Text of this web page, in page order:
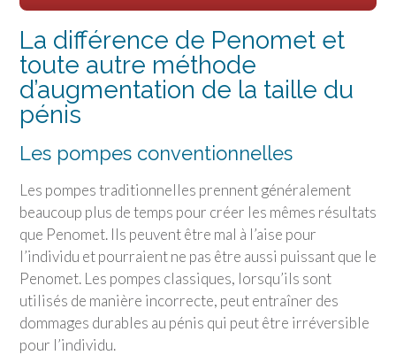
La différence de Penomet et
toute autre méthode
d’augmentation de la taille du
pénis
Les pompes conventionnelles
Les pompes traditionnelles prennent généralement
beaucoup plus de temps pour créer les mêmes résultats
que Penomet. Ils peuvent être mal à l’aise pour
l’individu et pourraient ne pas être aussi puissant que le
Penomet. Les pompes classiques, lorsqu’ils sont
utilisés de manière incorrecte, peut entraîner des
dommages durables au pénis qui peut être irréversible
pour l’individu.